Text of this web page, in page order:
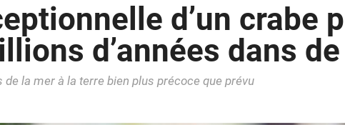
d’un crabe
d’années dans de
la mer à la terre bien plus précoce que prévu